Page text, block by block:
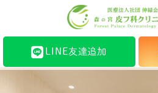
LINE友達追加